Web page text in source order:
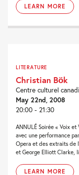
LEARN MORE
LITERATURE
Christian Bök
Centre culturel
May 22nd, 2008
20:00 - 21:30
ANNULÉ Soirée « Voix
avec une performance
Opera et des extraits de
et George Elliott Clarke,
LEARN MORE